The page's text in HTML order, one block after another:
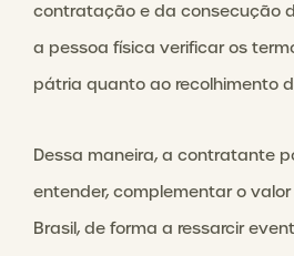
contratação e da consecução
a pessoa física verificar os
pátria quanto ao recolhimento
Dessa maneira, a contratante
entender, complementar o
Brasil, de forma a ressarcir